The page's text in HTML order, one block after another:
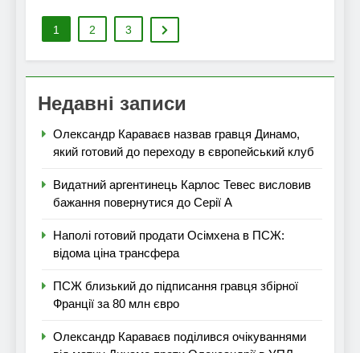
1 2 3
Недавні записи
Олександр Караваєв назвав гравця Динамо,
який готовий до переходу в європейський клуб
Видатний аргентинець Карлос Тевес висловив
бажання повернутися до Серії А
Наполі готовий продати Осімхена в ПСЖ:
відома ціна трансфера
ПСЖ близький до підписання гравця збірної
Франції за 80 млн євро
Олександр Караваєв поділився очікуваннями